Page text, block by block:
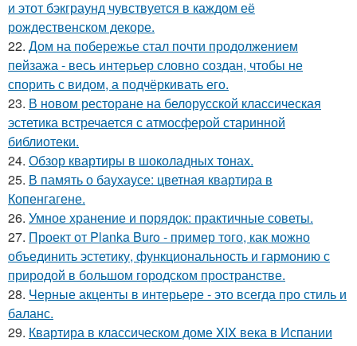
и этот бэкграунд чувствуется в каждом её
рождественском декоре.
22. Дом на побережье стал почти продолжением
пейзажа - весь интерьер словно создан, чтобы не
спорить с видом, а подчёркивать его.
23. В новом ресторане на белорусской классическая
эстетика встречается с атмосферой старинной
библиотеки.
24. Обзор квартиры в шоколадных тонах.
25. В память о баухаусе: цветная квартира в
Копенгагене.
26. Умное хранение и порядок: практичные советы.
27. Проект от Planka Buro - пример того, как можно
объединить эстетику, функциональность и гармонию с
природой в большом городском пространстве.
28. Черные акценты в интерьере - это всегда про стиль и
баланс.
29. Квартира в классическом доме XIX века в Испании